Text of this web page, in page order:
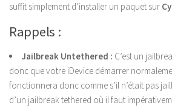
suffit simplement d’installer un paquet sur
Rappels :
Jailbreak Untethered : C’est un
donc que votre iDevice démarrer
fonctionnera donc comme s’il n’était pas
d’un jailbreak tethered où il faut